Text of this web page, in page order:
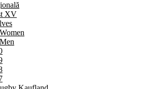
XV